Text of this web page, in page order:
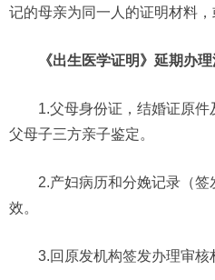
记的母亲为同一人的证明材料，
《出生医学证明》延期办理
1.父母身份证，结婚证原
父母子三方亲子鉴定。
2.产妇病历和分娩记录（
效。
3.回原发机构签发办理审核